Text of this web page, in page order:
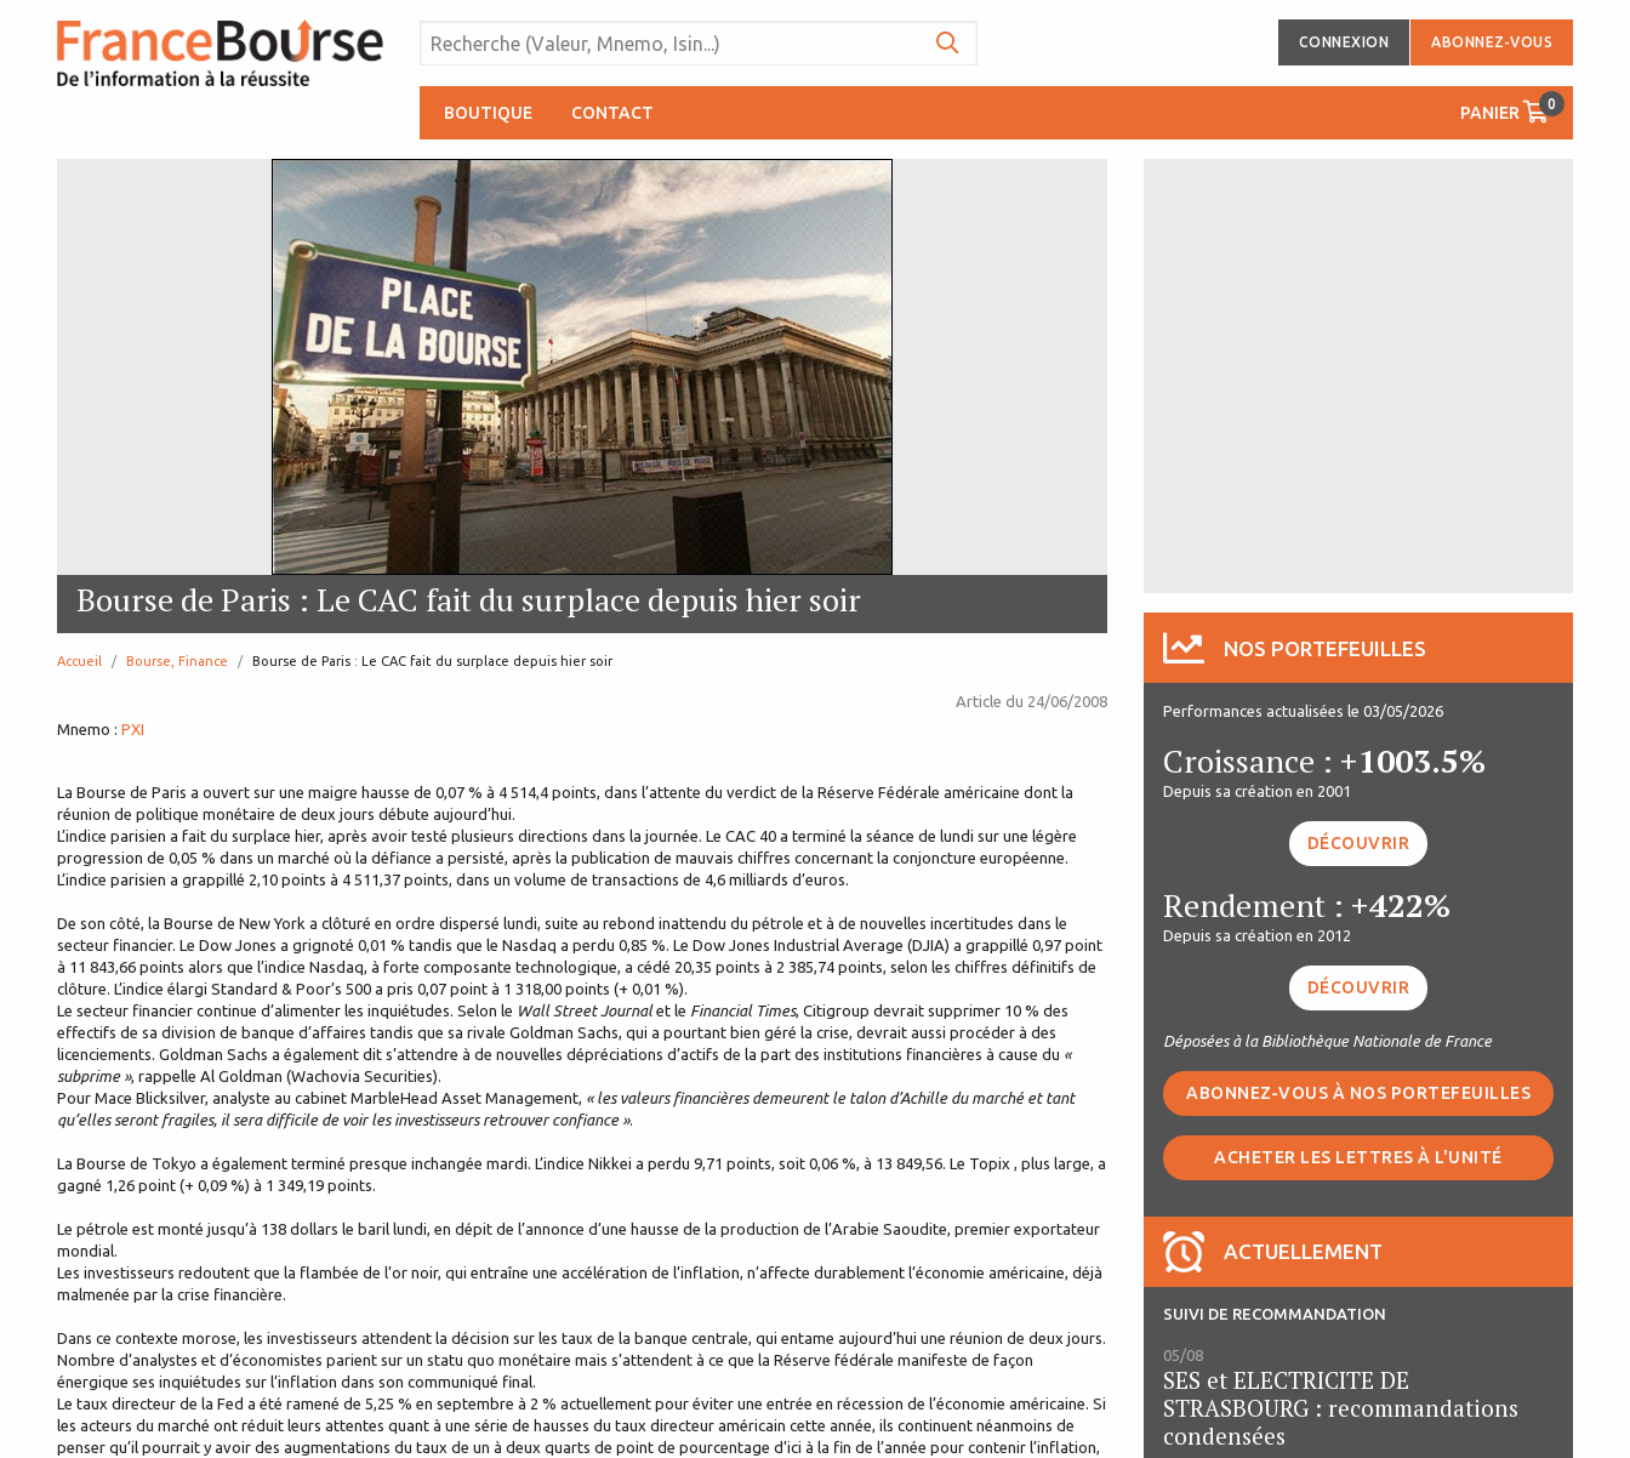
CONNEXION ABONNEZ-VOUS
BOUTIQUE CONTACT PANIER 0
Bourse de Paris : Le CAC fait du surplace depuis hier soir
Accueil Bourse, Finance page:
Bourse de Paris : Le CAC fait du surplace depuis hier soir
Article du 24/06/2008
Mnemo : PXI
La Bourse de Paris a ouvert sur une maigre hausse de 0,07 % à 4 514,4 points, dans l’attente du verdict de la Réserve Fédérale américaine dont la
réunion de politique monétaire de deux jours débute aujourd’hui.
L’indice parisien a fait du surplace hier, après avoir testé plusieurs directions dans la journée. Le CAC 40 a terminé la séance de lundi sur une légère
progression de 0,05 % dans un marché où la défiance a persisté, après la publication de mauvais chiffres concernant la conjoncture européenne.
L’indice parisien a grappillé 2,10 points à 4 511,37 points, dans un volume de transactions de 4,6 milliards d’euros.
De son côté, la Bourse de New York a clôturé en ordre dispersé lundi, suite au rebond inattendu du pétrole et à de nouvelles incertitudes dans le
secteur financier. Le Dow Jones a grignoté 0,01 % tandis que le Nasdaq a perdu 0,85 %. Le Dow Jones Industrial Average (DJIA) a grappillé 0,97 point
à 11 843,66 points alors que l’indice Nasdaq, à forte composante technologique, a cédé 20,35 points à 2 385,74 points, selon les chiffres définitifs de
clôture. L’indice élargi Standard & Poor’s 500 a pris 0,07 point à 1 318,00 points (+ 0,01 %).
Le secteur financier continue d’alimenter les inquiétudes. Selon le Wall Street Journalet le Financial Times, Citigroup devrait supprimer 10 % des
effectifs de sa division de banque d’affaires tandis que sa rivale Goldman Sachs, qui a pourtant bien géré la crise, devrait aussi procéder à des
licenciements. Goldman Sachs a également dit s’attendre à de nouvelles dépréciations d’actifs de la part des institutions financières à cause du «
subprime », rappelle Al Goldman (Wachovia Securities).
Pour Mace Blicksilver, analyste au cabinet MarbleHead Asset Management, « les valeurs financières demeurent le talon d’Achille du marché et tant
qu’elles seront fragiles, il sera difficile de voir les investisseurs retrouver confiance ».
La Bourse de Tokyo a également terminé presque inchangée mardi. L’indice Nikkei a perdu 9,71 points, soit 0,06 %, à 13 849,56. Le Topix , plus large, a
gagné 1,26 point (+ 0,09 %) à 1 349,19 points.
Le pétrole est monté jusqu’à 138 dollars le baril lundi, en dépit de l’annonce d’une hausse de la production de l’Arabie Saoudite, premier exportateur
mondial.
Les investisseurs redoutent que la flambée de l’or noir, qui entraîne une accélération de l’inflation, n’affecte durablement l’économie américaine, déjà
malmenée par la crise financière.
Dans ce contexte morose, les investisseurs attendent la décision sur les taux de la banque centrale, qui entame aujourd’hui une réunion de deux jours.
Nombre d’analystes et d’économistes parient sur un statu quo monétaire mais s’attendent à ce que la Réserve fédérale manifeste de façon
énergique ses inquiétudes sur l’inflation dans son communiqué final.
Le taux directeur de la Fed a été ramené de 5,25 % en septembre à 2 % actuellement pour éviter une entrée en récession de l’économie américaine. Si
les acteurs du marché ont réduit leurs attentes quant à une série de hausses du taux directeur américain cette année, ils continuent néanmoins de
penser qu’il pourrait y avoir des augmentations du taux de un à deux quarts de point de pourcentage d’ici à la fin de l’année pour contenir l’inflation,
NOS PORTEFEUILLES
Performances actualisées le 03/05/2026
Croissance : +1003.5%
Depuis sa création en 2001
DÉCOUVRIR
Rendement : +422%
Depuis sa création en 2012
DÉCOUVRIR
Déposées à la Bibliothèque Nationale de France
ABONNEZ-VOUS À NOS PORTEFEUILLES
ACHETER LES LETTRES À L'UNITÉ
ACTUELLEMENT
SUIVI DE RECOMMANDATION
05/08
SES et ELECTRICITE DE
STRASBOURG : recommandations
condensées